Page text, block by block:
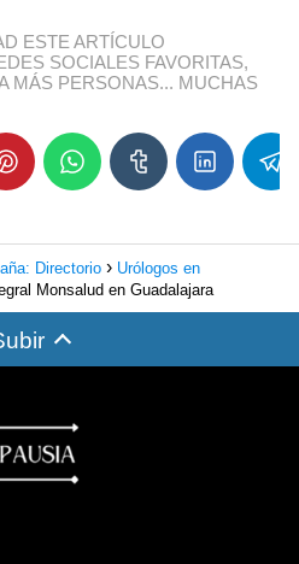
ESTE ARTÍCULO
SOCIALES FAVORITAS,
MÁS PERSONAS... MUCHAS
Directorio
Urólogos en
Monsalud en Guadalajara